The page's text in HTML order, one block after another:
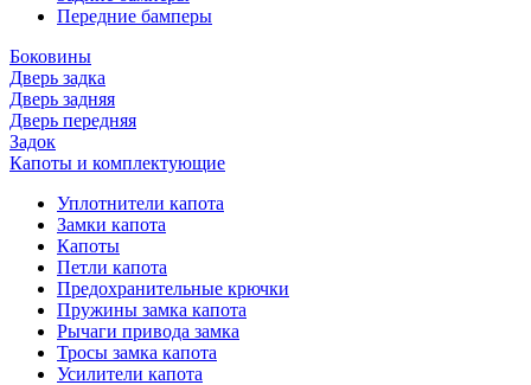
Передние бамперы
Боковины
Дверь задка
Дверь задняя
Дверь передняя
Задок
Капоты и комплектующие
Уплотнители капота
Замки капота
Капоты
Петли капота
Предохранительные крючки
Пружины замка капота
Рычаги привода замка
Тросы замка капота
Усилители капота